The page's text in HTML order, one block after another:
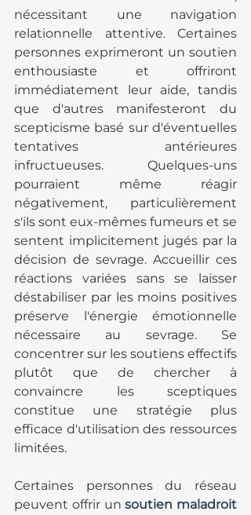
nécessitant une navigation
relationnelle attentive. Certaines
personnes exprimeront un soutien
enthousiaste et offriront
immédiatement leur aide, tandis
que d'autres manifesteront du
scepticisme basé sur d'éventuelles
tentatives antérieures
infructueuses. Quelques-uns
pourraient même réagir
négativement, particulièrement
s'ils sont eux-mêmes fumeurs et se
sentent implicitement jugés par la
décision de sevrage. Accueillir ces
réactions variées sans se laisser
déstabiliser par les moins positives
préserve l'énergie émotionnelle
nécessaire au sevrage. Se
concentrer sur les soutiens effectifs
plutôt que de chercher à
convaincre les sceptiques
constitue une stratégie plus
efficace d'utilisation des ressources
limitées.
Certaines personnes du réseau
peuvent offrir un soutien maladroit